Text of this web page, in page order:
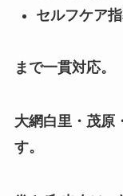
セルフケア
まで一貫対応。
大網白里・茂原
す。